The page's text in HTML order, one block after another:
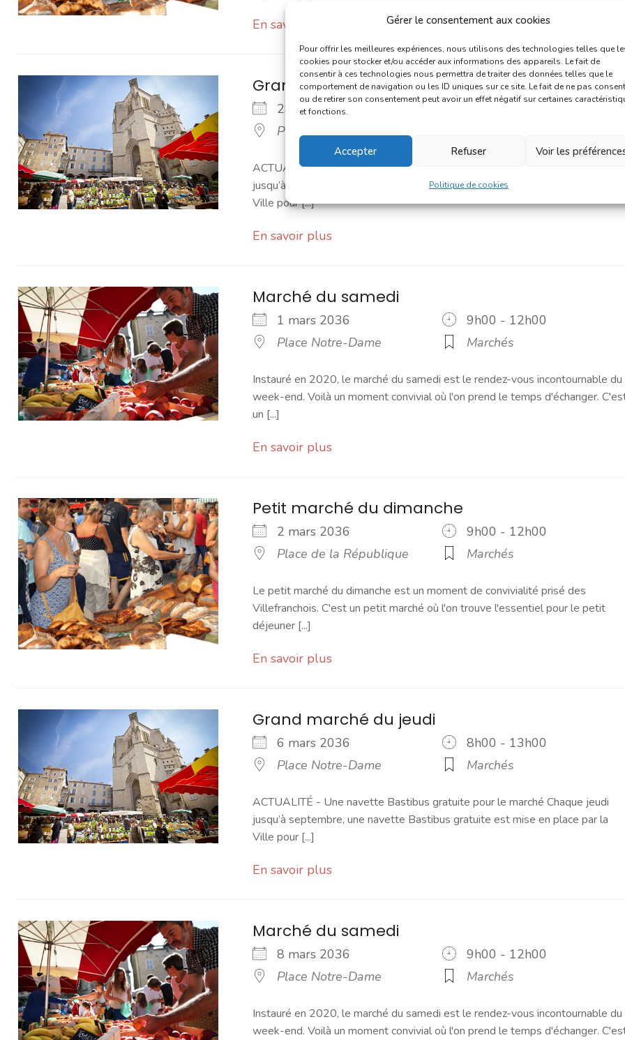
Gérer le consentement aux cookies
Pour offrir les meilleures expériences, nous utilisons des technologies telles que
cookies pour stocker et/ou accéder aux informations des appareils. Le fait de
consentir à ces technologies nous permettra de traiter des données telles que le
comportement de navigation ou les ID uniques sur ce site. Le fait de ne pas
ou de retirer son consentement peut avoir un effet négatif sur certaines
et fonctions.
Accepter Refuser Voir les
Politique de cookies
En savoir plus
Grand marché du jeudi
28 février 2036
8h00 - 13h00
Place Notre-Dame
ACTUALITÉ - Une navette Bastibus gratuite pour le marché Chaque jeudi
jusqu’à septembre, une navette Bastibus gratuite est mise en place par la
Ville pour [...]
En savoir plus
Marché du samedi
1 mars 2036
9h00 - 12h00
Place Notre-Dame
Marchés
Instauré en 2020, le marché du samedi est le rendez-vous incontournable du
week-end. Voilà un moment convivial où l'on prend le temps d'échanger.
un [...]
En savoir plus
Petit marché du dimanche
2 mars 2036
9h00 - 12h00
Place de la République
Marchés
Le petit marché du dimanche est un moment de convivialité prisé des
Villefranchois. C'est un petit marché où l'on trouve l'essentiel pour le petit
déjeuner [...]
En savoir plus
Grand marché du jeudi
6 mars 2036
8h00 - 13h00
Place Notre-Dame
Marchés
ACTUALITÉ - Une navette Bastibus gratuite pour le marché Chaque jeudi
jusqu’à septembre, une navette Bastibus gratuite est mise en place par la
Ville pour [...]
En savoir plus
Marché du samedi
8 mars 2036
9h00 - 12h00
Place Notre-Dame
Marchés
Instauré en 2020, le marché du samedi est le rendez-vous incontournable du
week-end. Voilà un moment convivial où l'on prend le temps d'échanger.